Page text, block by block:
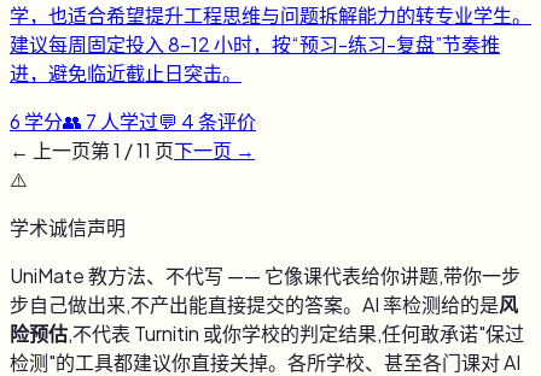
学，也适合希望提升工程思维与问题拆解能力的转专业学生。
建议每周固定投入 8-12 小时，按“预习-练习-复盘”节奏推
进，避免临近截止日突击。
6 学分👥 7 人学过💬 4条评价
← 上一页第1 /11 页下一页 →
⚠️
学术诚信声明
UniMate 教方法、不代写 —— 它像课代表给你讲题,带你一步
步自己做出来,不产出能直接提交的答案。AI 率检测给的是风
险预估,不代表 Turnitin 或你学校的判定结果,任何敢承诺"保过
检测"的工具都建议你直接关掉。各所学校、甚至各门课对 AI